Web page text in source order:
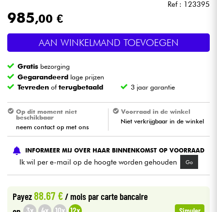
Licht
Drums & percussie
Blaasinstrument
Kinderen
Kabels & toebehoren
HiFi
Sets
Ref : 123395
985,00 €
AAN WINKELMAND TOEVOEGEN
Gratis bezorging
Gegarandeerd lage prijzen
Tevreden ofterugbetaald 3 jaar garantie
Op dit moment niet
beschikbaar
neem contact op met ons
Voorraad in de winkel
Niet verkrijgbaar in de winkel
INFORMEER MIJ OVER HAAR BINNENKOMST OP VOORRAAD
Ik wil per e-mail op de hoogte worden gehouden Go
Payez 88.67 € / mois par carte bancaire